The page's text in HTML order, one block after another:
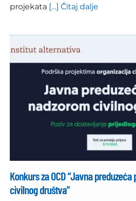
projekata […] Čitaj dalje
Konkurs za OCD “Javna
civilnog društva”